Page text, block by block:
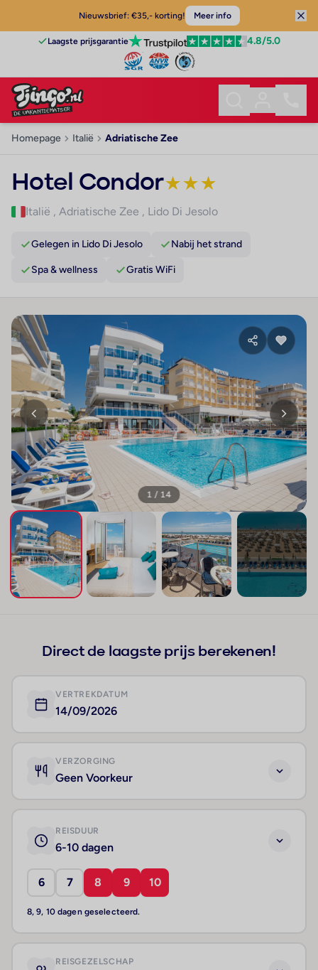
Nieuwsbrief: €35,- korting! Meer info
Laagste prijsgarantie 4.8/5.0
Homepage Italië Adriatische Zee
Hotel Condor★★★
Italië , Adriatische Zee , Lido Di Jesolo
Gelegen in Lido Di Jesolo Nabij het strand
Spa & wellness Gratis WiFi
1 / 14
Direct de laagste prijs berekenen!
VERTREKDATUM
14/09/2026
VERZORGING
Geen Voorkeur
REISDUUR
6-10 dagen
6 7 8 9 10
8, 9, 10 dagen geselecteerd.
REISGEZELSCHAP